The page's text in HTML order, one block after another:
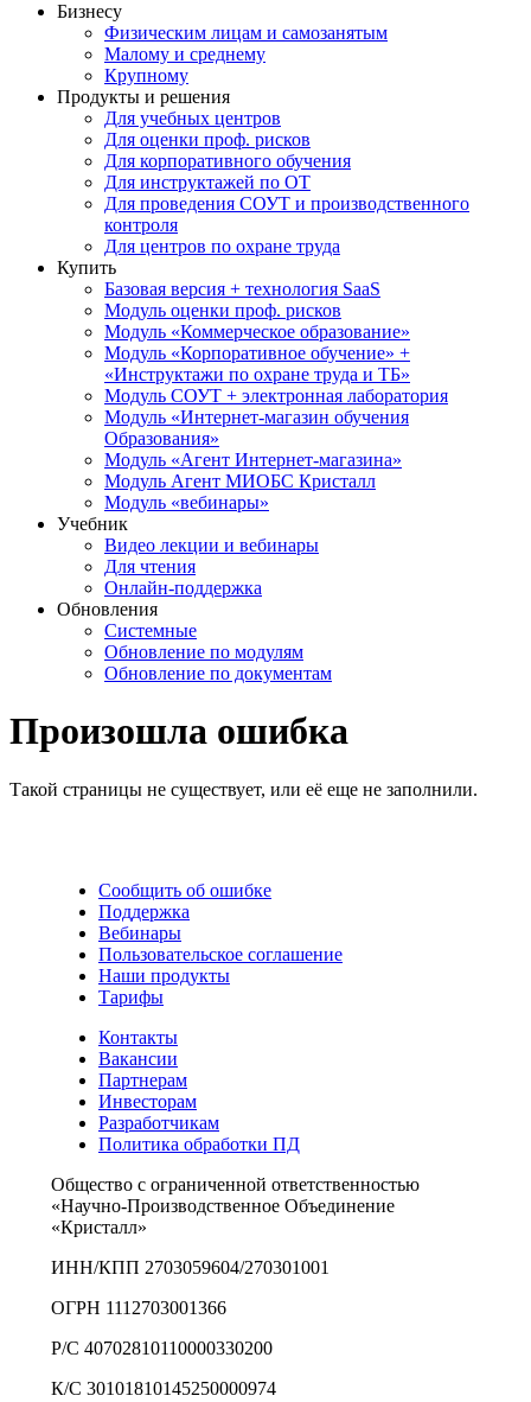
Бизнесу
Физическим лицам и самозанятым
Малому и среднему
Крупному
Продукты и решения
Для учебных центров
Для оценки проф. рисков
Для корпоративного обучения
Для инструктажей по ОТ
Для проведения СОУТ и производственного
контроля
Для центров по охране труда
Купить
Базовая версия + технология SaaS
Модуль оценки проф. рисков
Модуль «Коммерческое образование»
Модуль «Корпоративное обучение» +
«Инструктажи по охране труда и ТБ»
Модуль СОУТ + электронная лаборатория
Модуль «Интернет-магазин обучения
Образования»
Модуль «Агент Интернет-магазина»
Модуль Агент МИОБС Кристалл
Модуль «вебинары»
Учебник
Видео лекции и вебинары
Для чтения
Онлайн-поддержка
Обновления
Системные
Обновление по модулям
Обновление по документам
Произошла ошибка
Такой страницы не существует, или её еще не заполнили.
Сообщить об ошибке
Поддержка
Вебинары
Пользовательское соглашение
Наши продукты
Тарифы
Контакты
Вакансии
Партнерам
Инвесторам
Разработчикам
Политика обработки ПД
Общество с ограниченной ответственностью
«Научно-Производственное Объединение
«Кристалл»
ИНН/КПП 2703059604/270301001
ОГРН 1112703001366
Р/С 40702810110000330200
К/С 30101810145250000974